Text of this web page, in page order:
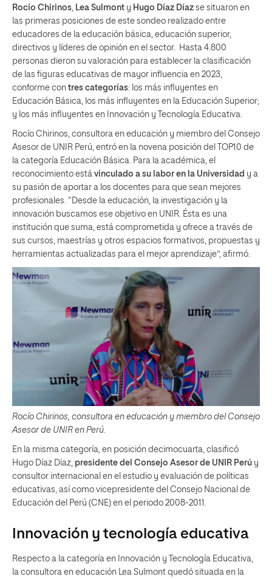
Rocío Chirinos Lea Sulmont y Hugo Díaz Díaz se situaron en
las primeras posiciones de este sondeo realizado entre
educadores de la educación básica, educación superior,
directivos y líderes de opinión en el sector. Hasta 4.800
personas dieron su valoración para establecer la clasificación
de las figuras educativas de mayor influencia en 2023,
conforme con tres categorías: los más influyentes en
Educación Básica, los más influyentes en la Educación Superior;
y los más influyentes en Innovación y Tecnología Educativa.
Rocío Chirinos, consultora en educación y miembro del Consejo
Asesor de UNIR Perú, entró en la novena posición del TOP10 de
la categoría Educación Básica. Para la académica, el
reconocimiento está vinculado a su labor en la Universidad y a
su pasión de aportar a los docentes para que sean mejores
profesionales. “Desde la educación, la investigación y la
innovación buscamos ese objetivo en UNIR. Ésta es una
institución que suma, está comprometida y ofrece a través de
sus cursos, maestrías y otros espacios formativos, propuestas y
herramientas actualizadas para el mejor aprendizaje”, afirmó.
Rocío Chirinos, consultora en educación y miembro del Consejo
Asesor de UNIR en Perú.
En la misma categoría, en posición decimocuarta, clasificó
Hugo Díaz Díaz, presidente del Consejo Asesor de UNIR Perú y
consultor internacional en el estudio y evaluación de políticas
educativas, así como vicepresidente del Consejo Nacional de
Educación del Perú (CNE) en el periodo 2008-2011.
Innovación y tecnología educativa
Respecto a la categoría en Innovación y Tecnología Educativa,
la consultora en educación Lea Sulmont quedó situada en la